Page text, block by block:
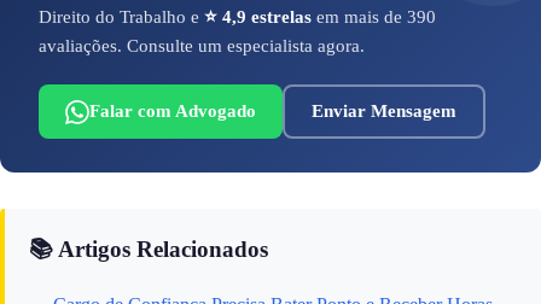
Direito do Trabalho e ⭐ 4,9 estrelas em mais de 390
avaliações. Consulte um especialista agora.
Falar com Advogado Enviar Mensagem
📚 Artigos Relacionados